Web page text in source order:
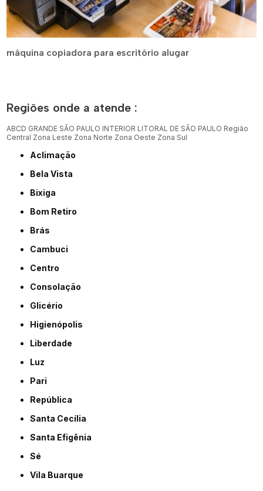
máquina copiadora para escritório alugar
Regiões onde a atende :
ABCD GRANDE SÃO PAULO INTERIOR LITORAL DE SÃO PAULO Região
Central Zona Leste Zona Norte Zona Oeste Zona Sul
Aclimação
Bela Vista
Bixiga
Bom Retiro
Brás
Cambuci
Centro
Consolação
Glicério
Higienópolis
Liberdade
Luz
Pari
República
Santa Cecília
Santa Efigênia
Sé
Vila Buarque